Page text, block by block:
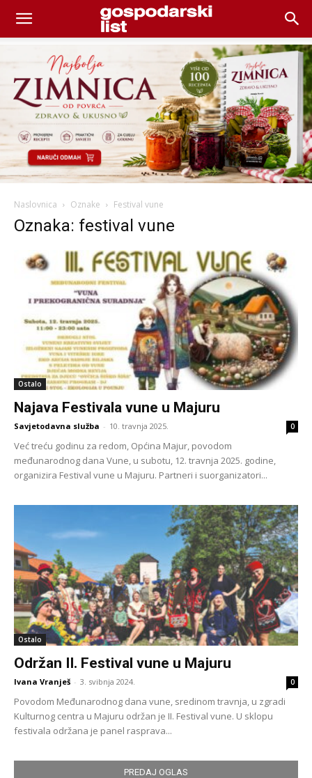
Naslovnica Oznake Festival vune
Oznaka: festival vune
Ostalo
Najava Festivala vune u Majuru
Savjetodavna služba - 10. travnja 2025. 0
Već treću godinu za redom, Općina Majur, povodom
međunarodnog dana Vune, u subotu, 12. travnja 2025. godine,
organizira Festival vune u Majuru. Partneri i suorganizatori...
Ostalo
Održan II. Festival vune u Majuru
Ivana Vranješ - 3. svibnja 2024. 0
Povodom Međunarodnog dana vune, sredinom travnja, u zgradi
Kulturnog centra u Majuru održan je II. Festival vune. U sklopu
festivala održana je panel rasprava...
PREDAJ OGLAS